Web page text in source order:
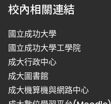
校內相關連結
國立成功大學
國立成功大學工學院
成大行政中心
成大圖書館
成大機算機與網路中心